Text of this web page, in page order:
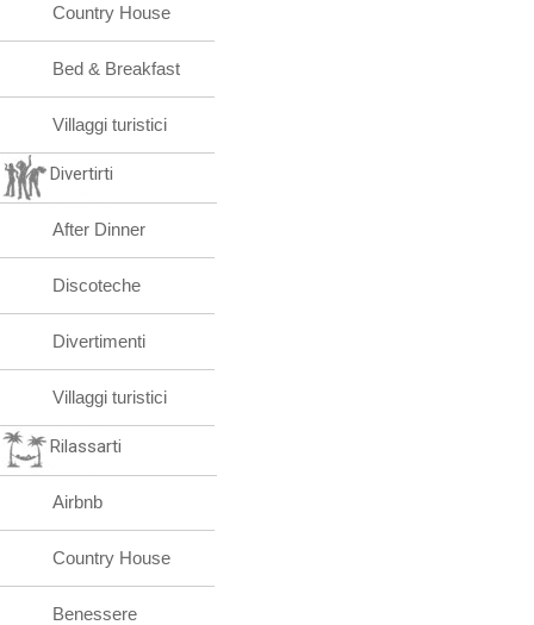
Country House
Bed & Breakfast
Villaggi turistici
Divertirti
After Dinner
Discoteche
Divertimenti
Villaggi turistici
Rilassarti
Airbnb
Country House
Benessere